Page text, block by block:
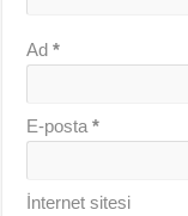
Ad*
E-posta*
İnternet sitesi